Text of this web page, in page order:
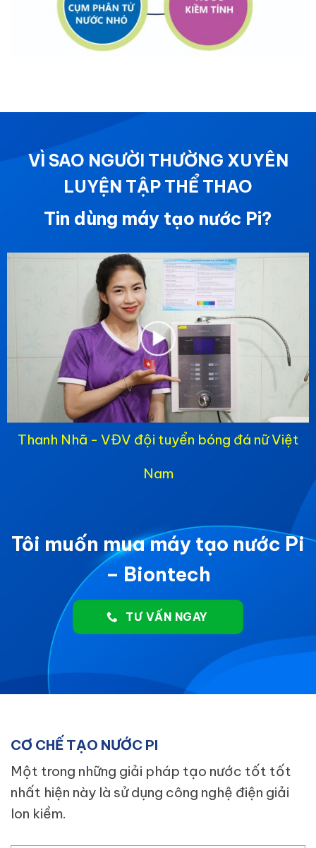
VÌ SAO NGƯỜI THƯỜNG XUYÊN
LUYỆN TẬP THỂ THAO
Tin dùng máy tạo nước Pi?
Thanh Nhã - VĐV đội tuyển bóng đá nữ Việt
Nam
Tôi muốn mua máy tạo nước Pi
– Biontech
TƯ VẤN NGAY
CƠ CHẾ TẠO NƯỚC PI
Một trong những giải pháp tạo nước tốt tốt
nhất hiện này là sử dụng công nghệ điện giải
Ion kiềm.